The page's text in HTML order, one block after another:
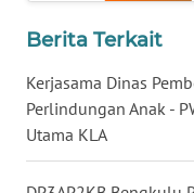
Berita Terkait
Kerjasama Dinas
Perlindungan Anak -
Utama KLA
WN
KALTENG
WN
KALTARA
WN